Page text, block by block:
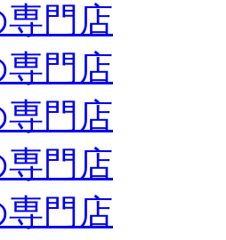
門店
門店
門店
門店
門店